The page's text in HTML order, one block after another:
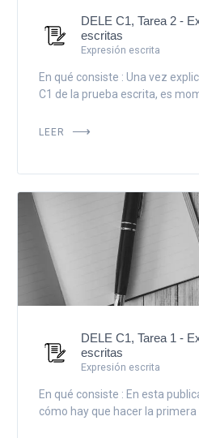
DELE C1, Tarea 2 -
escritas
Expresión escrita
En qué consiste : Una vez
C1 de la prueba escrita, es
LEER
DELE C1, Tarea 1 -
escritas
Expresión escrita
En qué consiste : En esta
cómo hay que hacer la primera